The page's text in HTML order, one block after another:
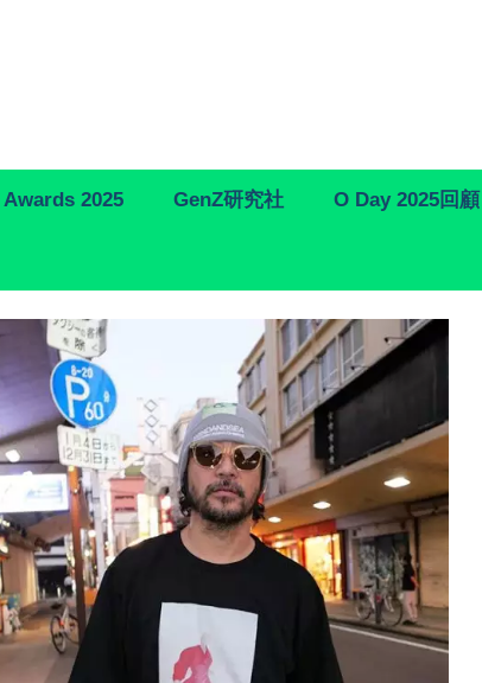
Awards 2025 GenZ研究社 O Day 2025回顧